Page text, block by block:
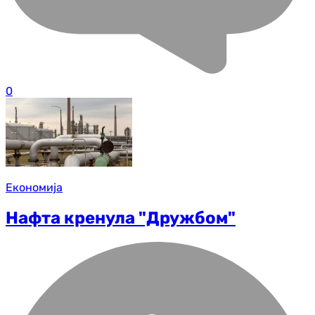
0
Економија
Нафта кренула "Дружбом"